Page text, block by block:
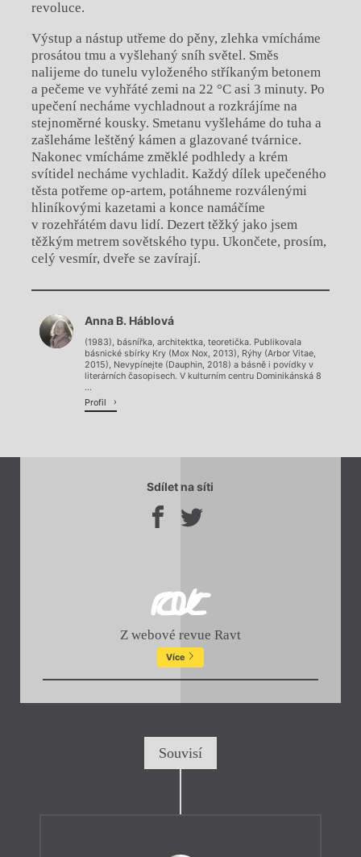
revoluce.
Výstup a nástup utřeme do pěny, zlehka vmícháme
prosátou tmu a vyšlehaný sníh světel. Směs
nalijeme do tunelu vyloženého stříkaným betonem
a pečeme ve vyhřáté zemi na 22 °C asi 3 minuty. Po
upečení necháme vychladnout a rozkrájíme na
stejnoměrné kousky. Smetanu vyšleháme do tuha a
zašleháme leštěný kámen a glazované tvárnice.
Nakonec vmícháme změklé podhledy a krém
svítidel necháme vychladit. Každý dílek upečeného
těsta potřeme op-artem, potáhneme rozválenými
hliníkovými kazetami a konce namáčíme
v rozehřátém davu lidí. Dezert těžký jako jsem
těžkým metrem sovětského typu. Ukončete, prosím,
celý vesmír, dveře se zavírají.
Chviličku.
Načítá se.
Anna B. Háblová
(1983), básnířka, architektka, teoretička. Publikovala
básnické sbírky Kry (Mox Nox, 2013), Rýhy (Arbor Vitae,
2015), Nevypínejte (Dauphin, 2018) a básně i povídky v
literárních časopisech. V kulturním centru Dominikánská 8
...
Profil
Sdílet na síti
Z webové revue Ravt
Více
Souvisí